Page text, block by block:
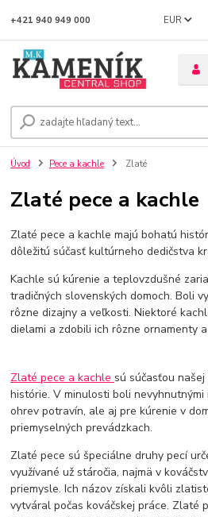
EUR
+421 940 949 000
Úvod Pece a kachle Zlaté
Zlaté pece a kachle
Zlaté pece a kachle majú bohatú
dôležitú súčasť kultúrneho dedičstva
Kachle sú kúrenie a teplovzdušné
tradičných slovenských domoch. Boli
rôzne dizajny a veľkosti. Niektoré
dielami a zdobili ich rôzne ornamenty
Zlaté pece a kachle sú súčasťou
histórie. V minulosti boli
ohrev potravín, ale aj pre kúrenie v
priemyselných prevádzkach.
Zlaté pece sú špeciálne druhy pecí
využívané už stáročia, najmä v
priemysle. Ich názov získali kvôli
vytváral počas kováčskej práce. Zlaté